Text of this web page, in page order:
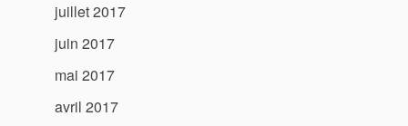
juillet 2017
juin 2017
mai 2017
avril 2017